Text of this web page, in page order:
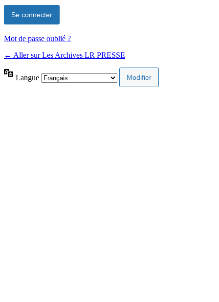
Mot de passe oublié ?
← Aller sur Les Archives LR PRESSE
Langue